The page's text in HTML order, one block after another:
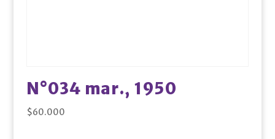
N°034 mar., 1950
$60.000